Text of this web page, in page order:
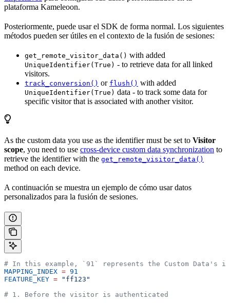
plataforma Kameleoon.
Posteriormente, puede usar el SDK de forma normal. Los siguientes
métodos pueden ser útiles en el contexto de la fusión de sesiones:
get_remote_visitor_data() with added
UniqueIdentifier(True) - to retrieve data for all linked
visitors.
track_conversion() or flush() with added
UniqueIdentifier(True) data - to track some data for
specific visitor that is associated with another visitor.
As the custom data you use as the identifier must be set to Visitor
scope, you need to use cross-device custom data synchronization to
retrieve the identifier with the get_remote_visitor_data()
method on each device.
A continuación se muestra un ejemplo de cómo usar datos
personalizados para la fusión de sesiones.
# In this example, `91` represents the Custom Data's
MAPPING_INDEX = 91
FEATURE_KEY = "ff123"
# 1. Before the visitor is authenticated